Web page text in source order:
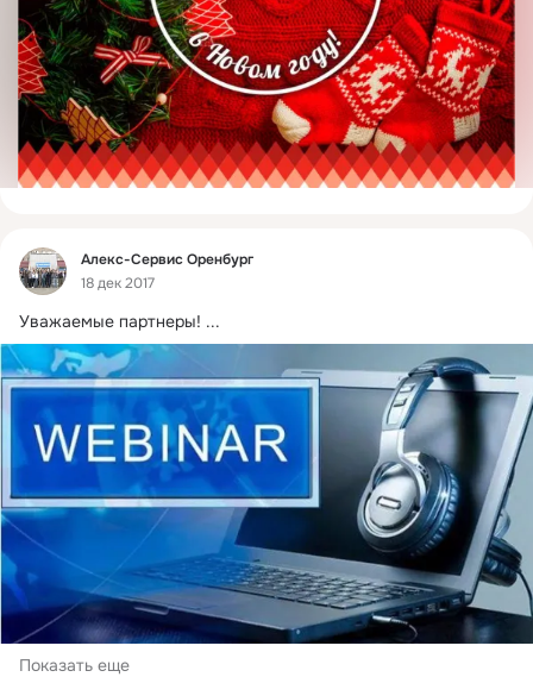
Фид
Алекс-Сервис Оренбург
18 дек 2017
Уважаемые партнеры! ...
Показать еще